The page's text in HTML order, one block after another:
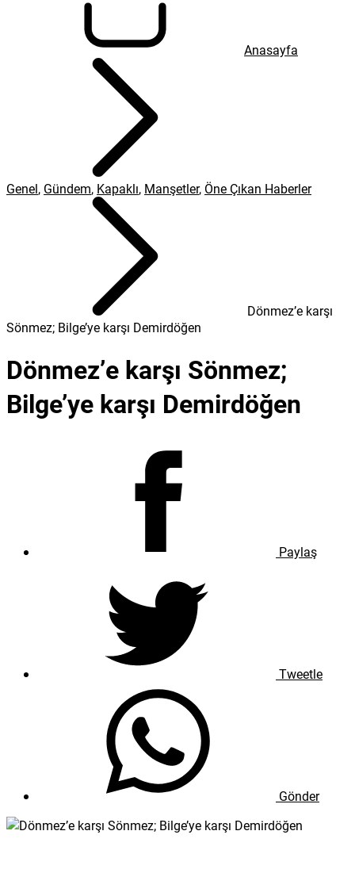
Anasayfa
Genel, Gündem, Kapaklı, Manşetler, Öne Çıkan Haberler
Dönmez’e karşı
Sönmez; Bilge’ye karşı Demirdöğen
Dönmez’e karşı Sönmez;
Bilge’ye karşı Demirdöğen
Paylaş
Tweetle
Gönder